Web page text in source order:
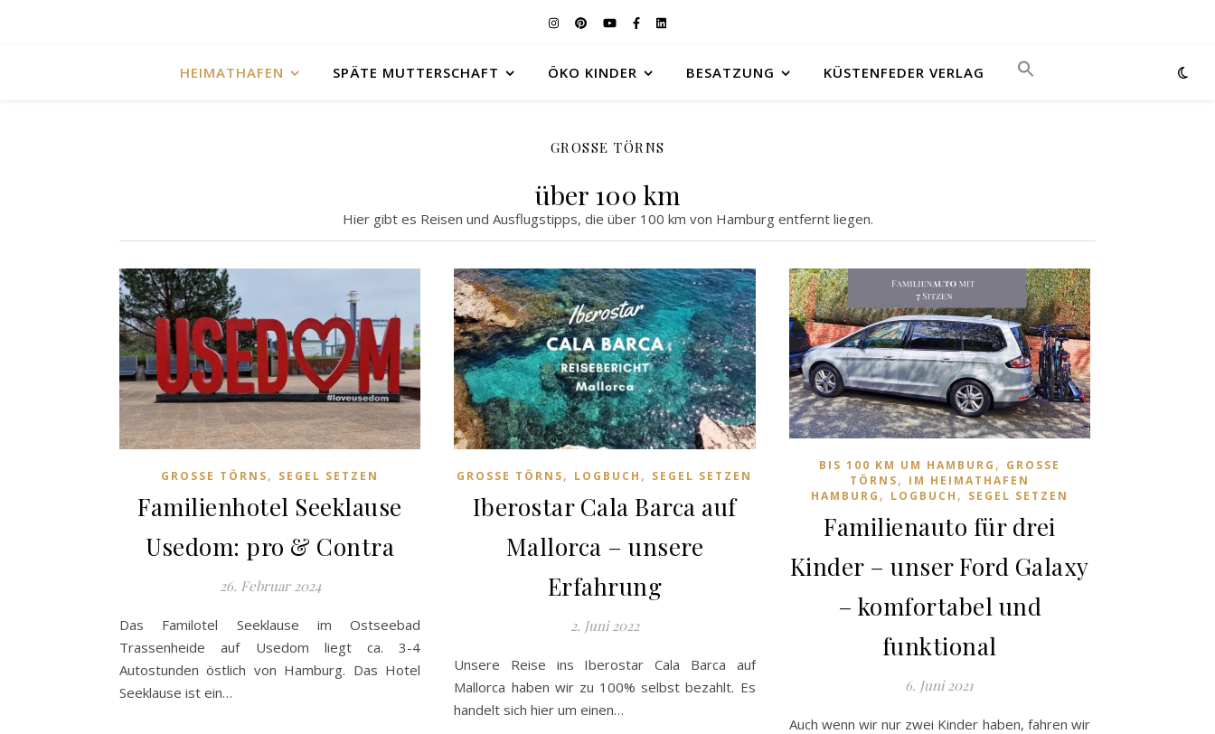
HEIMATHAFEN SPÄTE MUTTERSCHAFT ÖKO KINDER BESATZUNG KÜSTENFEDER VERLAG
GROSSE TÖRNS
über 100 km
Hier gibt es Reisen und Ausflugstipps, die über 100 km von Hamburg entfernt liegen.
GROSSE TÖRNS , SEGEL SETZEN
Familienhotel Seeklause
Usedom: pro & Contra
26. Februar 2024
Das Familotel Seeklause im Ostseebad
Trassenheide auf Usedom liegt ca. 3-4
Autostunden östlich von Hamburg. Das Hotel
Seeklause ist ein…
GROSSE TÖRNS , LOGBUCH , SEGEL SETZEN
Iberostar Cala Barca auf
Mallorca – unsere
Erfahrung
2. Juni 2022
Unsere Reise ins Iberostar Cala Barca auf
Mallorca haben wir zu 100% selbst bezahlt. Es
handelt sich hier um einen…
BIS 100 KM UM HAMBURG , GROSSE T
ÖRNS
, IM HEIMATHAFEN
HAMBURG , LOGBUCH , SEGEL SETZEN
Familienauto für drei
Kinder – unser Ford Galaxy
– komfortabel und
funktional
6. Juni 2021
Auch wenn wir nur zwei Kinder haben, fahren wir